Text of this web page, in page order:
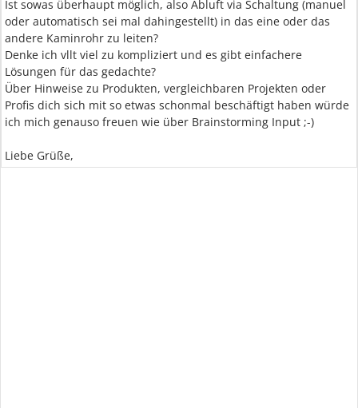
Ist sowas überhaupt möglich, also Abluft via Schaltung (manuel
oder automatisch sei mal dahingestellt) in das eine oder das
andere Kaminrohr zu leiten?
Denke ich vllt viel zu kompliziert und es gibt einfachere
Lösungen für das gedachte?
Über Hinweise zu Produkten, vergleichbaren Projekten oder
Profis dich sich mit so etwas schonmal beschäftigt haben würde
ich mich genauso freuen wie über Brainstorming Input ;-)
Liebe Grüße,